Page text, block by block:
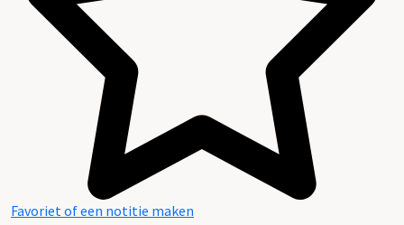
Favoriet of een notitie maken